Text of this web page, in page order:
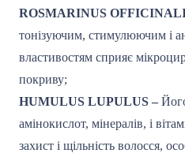
ROSMARINUS
тонізуючим, стимулюючим і
властивостям сприяє
покриву;
HUMULUS LUPULUS –
амінокислот, мінералів, і
захист і щільність волосся,